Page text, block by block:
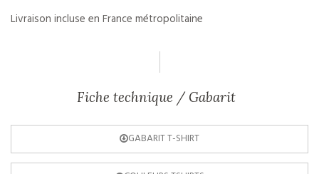
Livraison incluse en France métropolitaine
Fiche technique / Gabarit
GABARIT T-SHIRT